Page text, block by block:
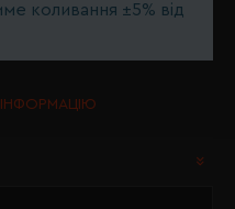
коливання ±5% від